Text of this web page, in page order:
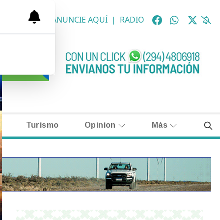
ANUNCIE AQUÍ | RADIO
Turismo Opinion Más